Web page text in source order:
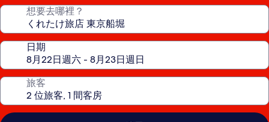
想要去哪裡？
日期
旅客